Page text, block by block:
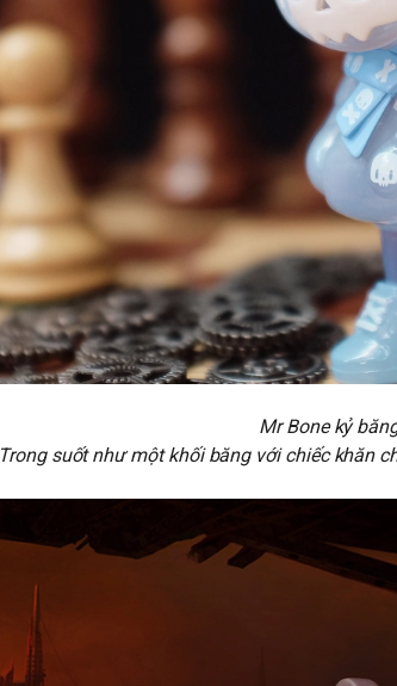
Mr Bone kỷ
Trong suốt như một khối băng với chiếc khăn